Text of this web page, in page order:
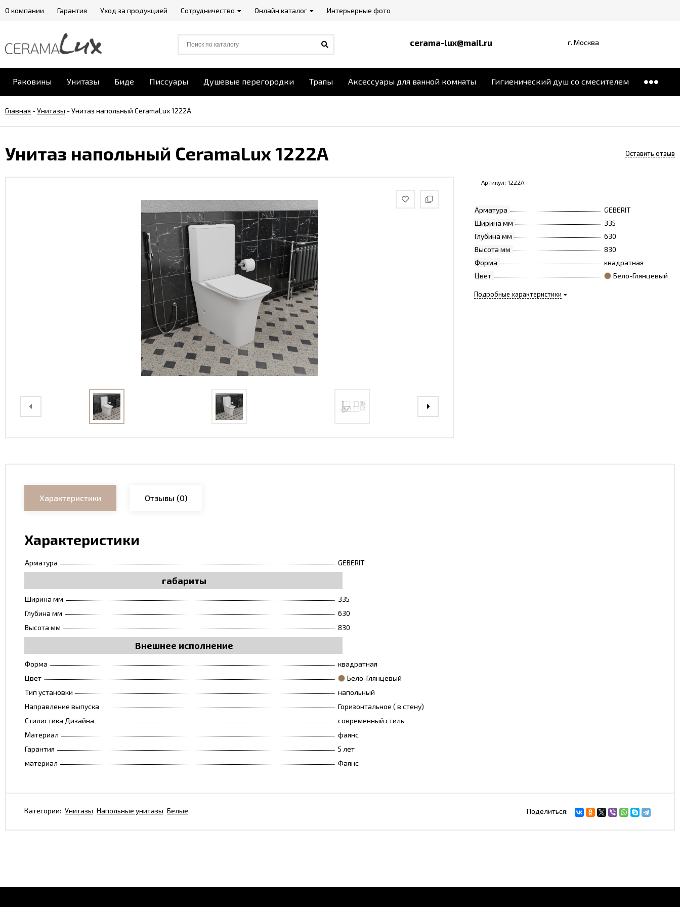
О компании Гарантия Уход за продукцией Сотрудничество Онлайн каталог Интерьерные фото
cerama-lux@mail.ru г. Москва
Раковины Унитазы Биде Писсуары Душевые перегородки Трапы Аксессуары для ванной комнаты Гигиенический душ со смесителем
Главная -Унитазы -Унитаз напольный CeramaLux 1222A
Унитаз напольный CeramaLux 1222A Оставить отзыв
Артикул: 1222A
Арматура
GEBERIT
Ширина мм
335
Глубина мм
630
Высота мм
830
Форма
квадратная
Цвет
Бело-Глянцевый
Подробные характеристики
Характеристики Отзывы (0)
Характеристики
Арматура GEBERIT
габариты
Ширина мм
335
Глубина мм
630
Высота мм
830
Внешнее исполнение
Форма
квадратная
Цвет
Бело-Глянцевый
Тип установки
напольный
Направление выпуска
Горизонтальное ( в стену)
Стилистика Дизайна
современный стиль
Материал
фаянс
Гарантия
5 лет
материал
Фаянс
Поделиться:
Категории: Унитазы Напольные унитазы Белые